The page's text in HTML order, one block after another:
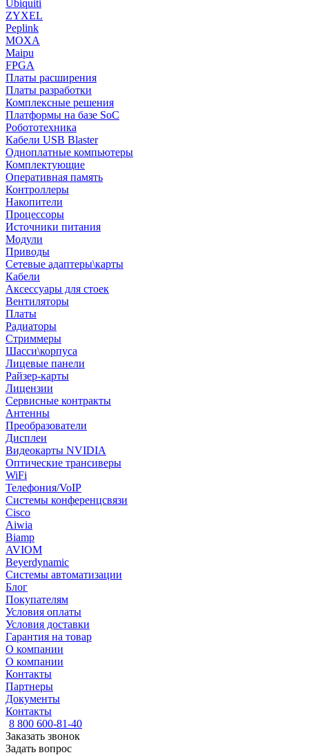
Ubiquiti
ZYXEL
Peplink
MOXA
Maipu
FPGA
Платы расширения
Платы разработки
Комплексные решения
Платформы на базе SoC
Робототехника
Кабели USB Blaster
Одноплатные компьютеры
Комплектующие
Оперативная память
Контроллеры
Накопители
Процессоры
Источники питания
Модули
Приводы
Сетевые адаптеры\карты
Кабели
Аксессуары для стоек
Вентиляторы
Платы
Радиаторы
Стриммеры
Шасси\корпуса
Лицевые панели
Райзер-карты
Лицензии
Сервисные контракты
Антенны
Преобразователи
Дисплеи
Видеокарты NVIDIA
Оптические трансиверы
WiFi
Телефония/VoIP
Системы конференцсвязи
Cisco
Aiwia
Biamp
AVIOM
Beyerdynamic
Системы автоматизации
Блог
Покупателям
Условия оплаты
Условия доставки
Гарантия на товар
О компании
О компании
Контакты
Партнеры
Документы
Контакты
8 800 600-81-40
Заказать звонок
Задать вопрос